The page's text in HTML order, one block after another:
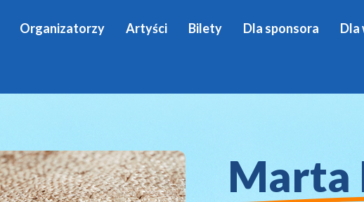
Organizatorzy Artyści Bilety Dla sponsora Dla
Marta